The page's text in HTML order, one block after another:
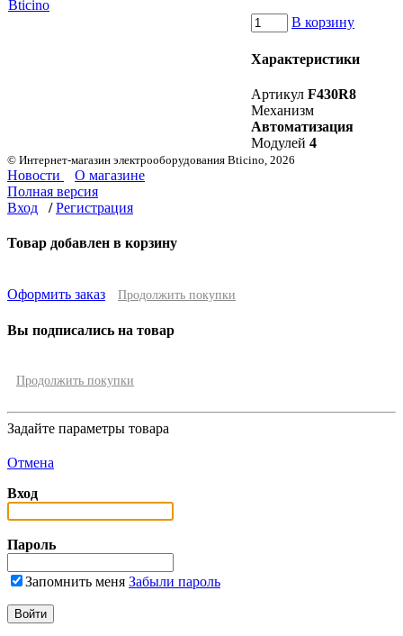
В корзину
Характеристики
Артикул F430R8
Механизм
Автоматизация
Модулей 4
© Интернет-магазин электрооборудования Bticino, 2026
Новости
О магазине
Полная версия
Вход
/ Регистрация
Товар добавлен в корзину
Оформить заказ Продолжить покупки
Вы подписались на товар
Продолжить покупки
Задайте параметры товара
Отмена
Вход
Пароль
Запомнить меня Забыли пароль